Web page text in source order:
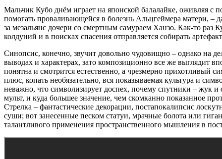
Мальчик Кубо днём играет на японской балалайке, оживляя
помогать проваливающейся в болезнь Альцгеймера матери, –
за мезальянс дочери со смертным самураем Ханзо. Как-то раз
колдуний и в поисках спасения отправляется собирать
Синопсис, конечно, звучит довольно чудовищно – однако на
выводах и характерах, зато композиционно все же выглядит
понятна и смотрится естественно, а чрезмерно прихотливый
плюс, копать необязательно, вся показываемая культура и
неважно, что символизирует доспех, почему спутники – жук
мульт, и куда большее значение, чем скомканно показанное
Стрелка – фантастические декорации, постапокалипсис
суши; вот занесенные песком статуи, мрачные болота или
талантливого применения пространственного мышления в